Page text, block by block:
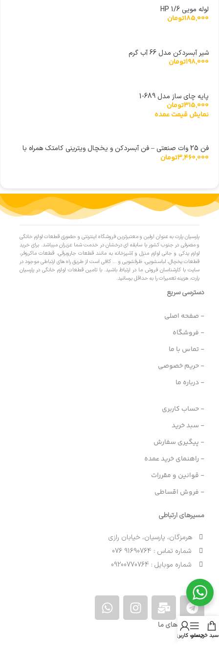
لوله مویی 1/6 HP
185,000تومان
شیر آبسردکن مدل 66 آب گرم
198,000تومان
پایه چای ساز مدل 689-1
315,000تومان
نمایش قیمت عمده
فن 25 وات صنعتی – فن آبسردکن و یخچال ویترینی کامتک همراه با
پایه
3,460,000تومان
پارسیان پارت به عنوان اولین و معتبرترین فروشگاه اینترنتی و حضوری قطعات لوازم خانگی
و مصرفی در جنوب کشور با سابقه ای درخشان در خدمت شما عزیزان میباشد. برای خرید
لوازم یدکی و جانی لوازم منزل و آشپزخانه به مانند قطعات جاروبرقی، قطعات ماکروفر،
قطعات یخچال، لباسشویی، ظرفشویی و … کافی است از طریق راه های ارتباطی موجود در
سایت با کارشناسان فروش ما در ارتباط باشید. با تامین قطعات لوازم خانگی در پارسیان
پارت، هزینه تعمیرات را به حداقل برسانید.
دسترسی سریع
- صفحه اصلی
- فروشگاه
- تماس با ما
- حریم خصوصی
- درباره ما
- حساب کاربری
- سبد خرید
- پیگیری سفارش
- راهنمای خرید عمده
- قوانین و مقررات
- فروش اقساطی
مسیرهای ارتباطی
هرمزگان، پارسیان، خیابان رازی
شماره تماس : 91690764 076
شماره موبایل : 09200770764
نمادهای ما
سبد خریدمنو
حساب کاربری من